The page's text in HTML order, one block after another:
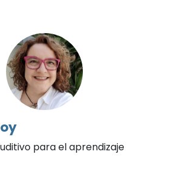
para el aprendizaje